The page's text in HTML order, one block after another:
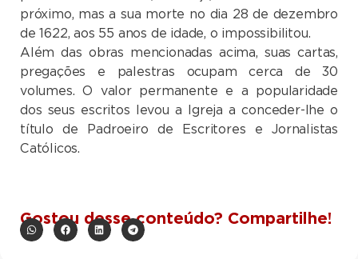
próximo, mas a sua morte no dia 28 de dezembro
de 1622, aos 55 anos de idade, o impossibilitou.
Além das obras mencionadas acima, suas cartas,
pregações e palestras ocupam cerca de 30
volumes. O valor permanente e a popularidade
dos seus escritos levou a Igreja a conceder-lhe o
título de Padroeiro de Escritores e Jornalistas
Católicos.
Gostou desse conteúdo? Compartilhe!